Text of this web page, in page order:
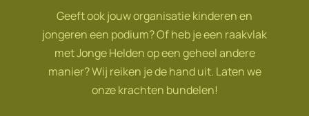
Geeft ook jouw organisatie kinderen en
jongeren een podium? Of heb je een raakvlak
met Jonge Helden op een geheel andere
manier? Wij reiken je de hand uit. Laten we
onze krachten bundelen!